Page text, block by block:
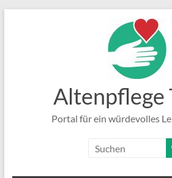
Altenpflege
Portal für ein würdevolles